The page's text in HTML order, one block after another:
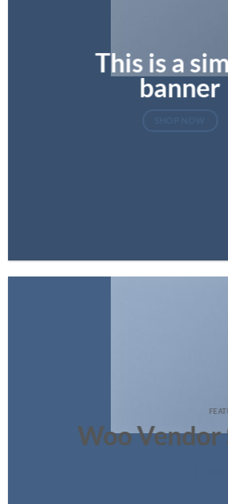
This is a
banner
Woo Vendor